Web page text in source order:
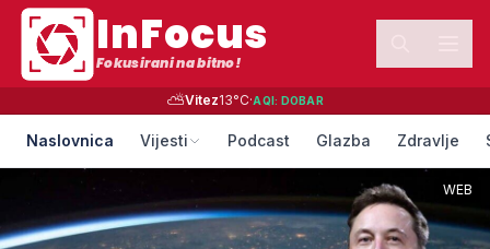
InFocus
Fokusirani na bitno!
⛅Vitez13°C·AQI: DOBAR
Naslovnica Vijesti Podcast Glazba Zdravlje
WEB